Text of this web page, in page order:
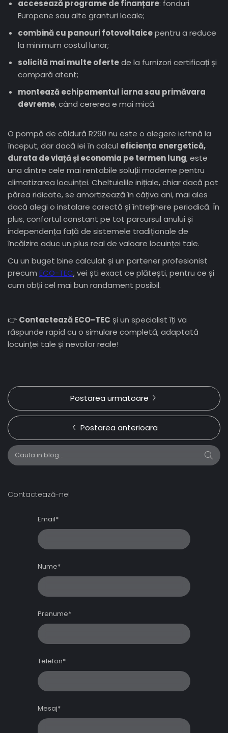
accesează programe de finanțare: fonduri
Europene sau alte granturi locale;
combină cu panouri fotovoltaicepentru a reduce
la minimum costul lunar;
solicită mai multe ofertede la furnizori certificați și
compară atent;
montează echipamentul iarna sau primăvara
devreme, când cererea e mai mică.
O pompă de căldură R290 nu este o alegere ieftină la
început, dar dacă iei în calcul eficiența energetică,
durata de viață și economia pe termen lung, este
una dintre cele mai rentabile soluții moderne pentru
climatizarea locuinței. Cheltuielile inițiale, chiar dacă pot
părea ridicate, se amortizează în câțiva ani, mai ales
dacă alegi o instalare corectă și întreținere periodică. În
plus, confortul constant pe tot parcursul anului și
independența față de sistemele tradiționale de
încălzire aduc un plus real de valoare locuinței tale.
Cu un buget bine calculat și un partener profesionist
precum ECO-TEC, vei ști exact ce plătești, pentru ce și
cum obții cel mai bun randament posibil.
👉 Contactează ECO-TEC și un specialist îți va
răspunde rapid cu o simulare completă, adaptată
locuinței tale și nevoilor reale!
Postarea urmatoare
Postarea anterioara
Contactează-ne!
Email*
Nume*
Prenume*
Telefon*
Mesaj*